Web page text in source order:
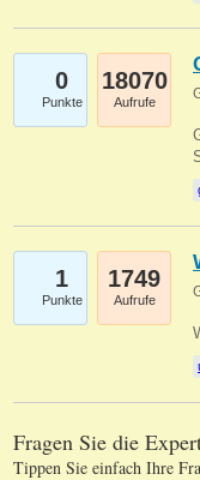
0
Punkte
18070
Aufrufe
1
Punkte
1749
Aufrufe
Fragen Sie die
Tippen Sie einfach Ihre